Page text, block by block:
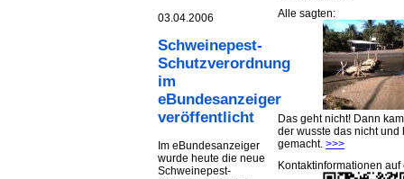
03.04.2006
Schweinepest-
Schutzverordnung
im
eBundesanzeiger
veröffentlicht
Im eBundesanzeiger
wurde heute die neue
Schweinepest-
Alle sagten:
Das geht nicht! Dann
der wusste das nicht und
gemacht. >>>
Kontaktinformationen